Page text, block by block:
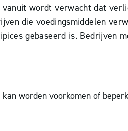
wordt verwacht dat
die voedingsmiddelen
gebaseerd is. Bedrijven
worden voorkomen of